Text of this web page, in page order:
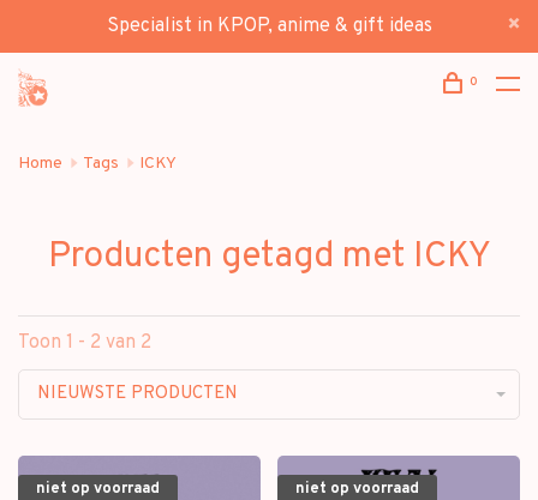
Specialist in KPOP, anime & gift ideas
0
Home Tags ICKY
Producten getagd met ICKY
Toon 1 - 2 van 2
NIEUWSTE PRODUCTEN
niet op voorraad niet op voorraad